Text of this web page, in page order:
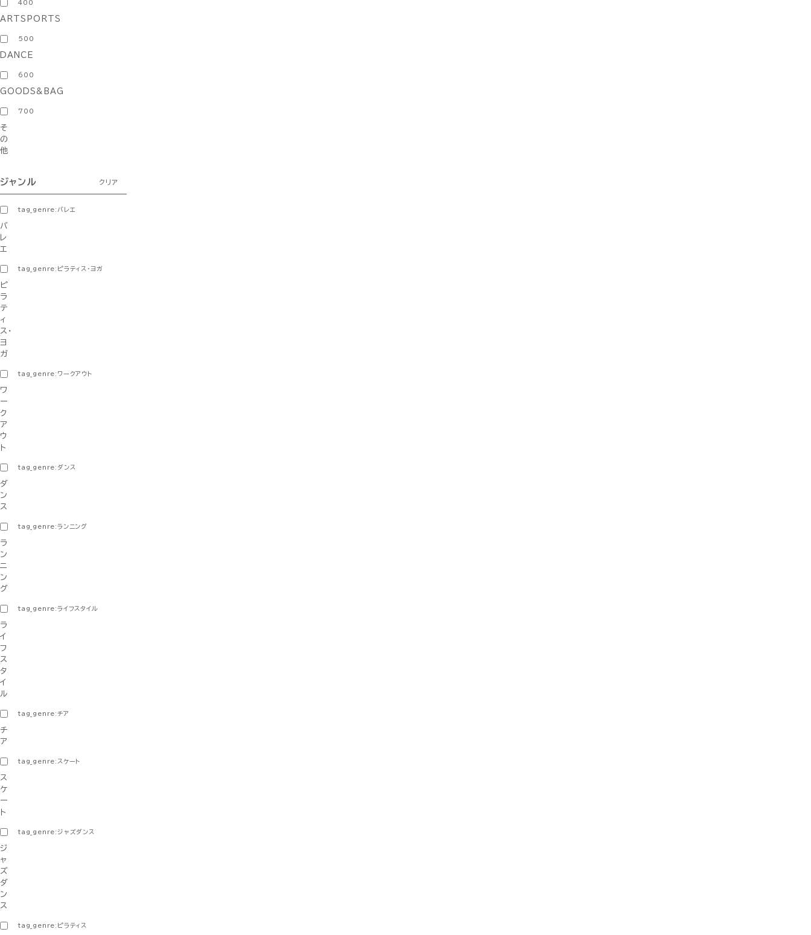
400
ARTSPORTS
500
DANCE
600
GOODS&BAG
700
そ
の
他
ジャンル クリア
tag_genre:バレエ
バ
レ
エ
tag_genre:ピラティス・ヨガ
ピ
ラ
テ
ィ
ス・
ヨ
ガ
tag_genre:ワークアウト
ワ
ー
ク
ア
ウ
ト
tag_genre:ダンス
ダ
ン
ス
tag_genre:ランニング
ラ
ン
ニ
ン
グ
tag_genre:ライフスタイル
ラ
イ
フ
ス
タ
イ
ル
tag_genre:チア
チ
ア
tag_genre:スケート
ス
ケ
ー
ト
tag_genre:ジャズダンス
ジ
ャ
ズ
ダ
ン
ス
tag_genre:ピラティス